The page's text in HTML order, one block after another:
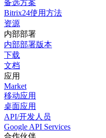
备选方案
Bitrix24使用方法
资源
内部部署
内部部署版本
下载
文档
应用
Market
移动应用
桌面应用
API/开发人员
Google API Services